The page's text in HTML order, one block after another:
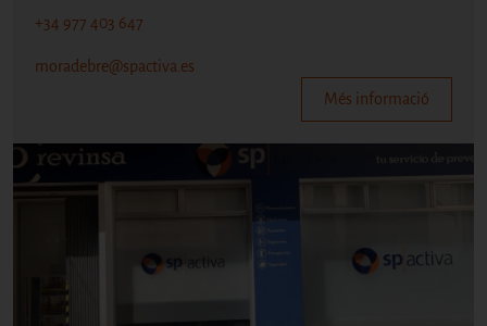
+34 977 403 647
moradebre@spactiva.es
Més informació